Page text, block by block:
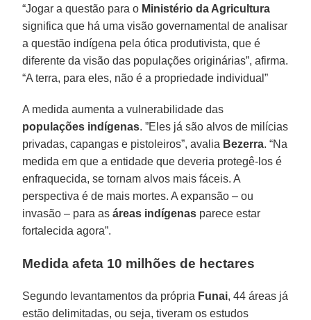
“Jogar a questão para o Ministério da Agricultura
significa que há uma visão governamental de analisar
a questão indígena pela ótica produtivista, que é
diferente da visão das populações originárias”, afirma.
“A terra, para eles, não é a propriedade individual”
A medida aumenta a vulnerabilidade das
populações indígenas. ”Eles já são alvos de milícias
privadas, capangas e pistoleiros”, avalia Bezerra. “Na
medida em que a entidade que deveria protegê-los é
enfraquecida, se tornam alvos mais fáceis. A
perspectiva é de mais mortes. A expansão – ou
invasão – para asáreas indígenas parece estar
fortalecida agora”.
Medida afeta 10 milhões de hectares
Segundo levantamentos da própria Funai, 44 áreas já
estão delimitadas, ou seja, tiveram os estudos